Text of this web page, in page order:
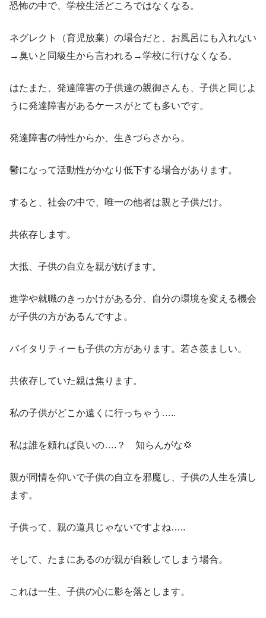
恐怖の中で、学校生活どころではなくなる。
ネグレクト（育児放棄）の場合だと、お風呂にも入れない
→臭いと同級生から言われる→学校に行けなくなる。
はたまた、発達障害の子供達の親御さんも、子供と同じよ
うに発達障害があるケースがとても多いです。
発達障害の特性からか、生きづらさから。
鬱になって活動性がかなり低下する場合があります。
すると、社会の中で、唯一の他者は親と子供だけ。
共依存します。
大抵、子供の自立を親が妨げます。
進学や就職のきっかけがある分、自分の環境を変える機会
が子供の方があるんですよ。
バイタリティーも子供の方があります。若さ羨ましい。
共依存していた親は焦ります。
私の子供がどこか遠くに行っちゃう…..
私は誰を頼れば良いの….？ 知らんがな💢
親が同情を仰いで子供の自立を邪魔し、子供の人生を潰し
ます。
子供って、親の道具じゃないですよね…..
そして、たまにあるのが親が自殺してしまう場合。
これは一生、子供の心に影を落とします。